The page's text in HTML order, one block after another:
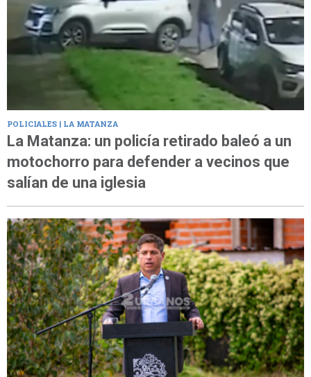
POLICIALES | LA MATANZA
La Matanza: un policía retirado baleó a un
motochorro para defender a vecinos que
salían de una iglesia